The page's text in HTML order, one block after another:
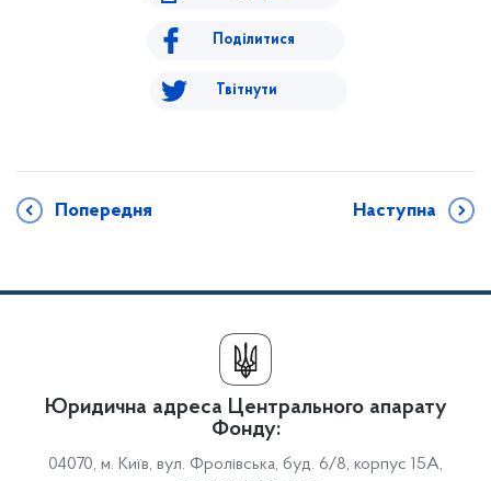
Поділитися
Твітнути
Попередня Наступна
Юридична адреса Центрального апарату
Фонду:
04070, м. Київ, вул. Фролівська, буд. 6/8, корпус 15А,